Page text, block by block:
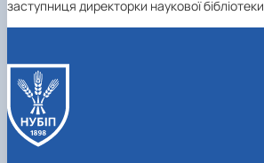
заступниця директорки наукової бібліотеки